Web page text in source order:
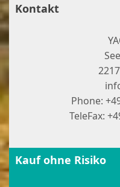
Kontakt
Phone:
TeleFax:
Kauf ohne Risiko